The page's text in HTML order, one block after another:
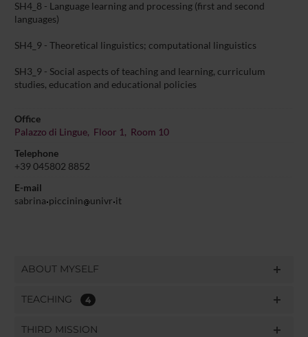
SH4_8 - Language learning and processing (first and second
languages)
SH4_9 - Theoretical linguistics; computational linguistics
SH3_9 - Social aspects of teaching and learning, curriculum
studies, education and educational policies
Office
Palazzo di Lingue, Floor 1, Room 10
Telephone
+39 045802 8852
E-mail
sabrina piccinin univr it
ABOUT MYSELF
TEACHING 4
THIRD MISSION